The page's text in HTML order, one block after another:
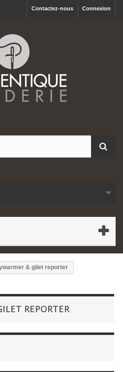
Connexion
Contactez-nous
& gilet reporter
REPORTER